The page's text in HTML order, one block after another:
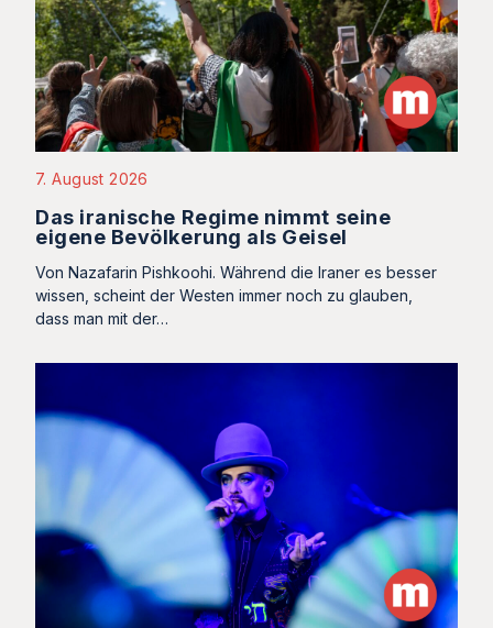
7. August 2026
Das iranische Regime nimmt seine
eigene Bevölkerung als Geisel
Von Nazafarin Pishkoohi. Während die Iraner es besser
wissen, scheint der Westen immer noch zu glauben,
dass man mit der…